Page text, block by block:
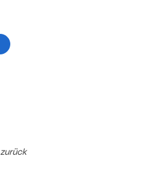
zurück